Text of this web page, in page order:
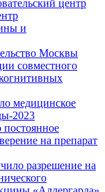
центр
и
Москвы
совместного
медицинское
2023
на препарат
разрешение на